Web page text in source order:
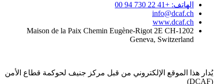
الهاتف: +41 22 730 94 00
info@dcaf.ch
www.dcaf.ch
Maison de la Paix Chemin Eugène-Rigot 2E CH-1202
Geneva, Switzerland
يُدار هذا الموقع الإلكتروني من قبل مركز جنيف لحوكمة قطاع الأمن
(DCAF)